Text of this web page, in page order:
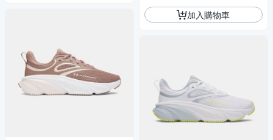
加入購物車